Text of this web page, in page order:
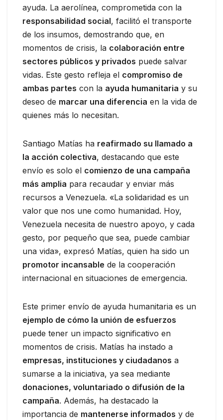
ayuda. La aerolínea, comprometida con la
responsabilidad social, facilitó el transporte
de los insumos, demostrando que, en
momentos de crisis, la colaboración entre
sectores públicos y privados puede salvar
vidas. Este gesto refleja el compromiso de
ambas partes con la ayuda humanitaria y su
deseo de marcar una diferencia en la vida de
quienes más lo necesitan.
Santiago Matías ha reafirmado su llamado a
la acción colectiva, destacando que este
envío es solo el comienzo de una campaña
más amplia para recaudar y enviar más
recursos a Venezuela. «La solidaridad es un
valor que nos une como humanidad. Hoy,
Venezuela necesita de nuestro apoyo, y cada
gesto, por pequeño que sea, puede cambiar
una vida», expresó Matías, quien ha sido un
promotor incansable de la cooperación
internacional en situaciones de emergencia.
Este primer envío de ayuda humanitaria es un
ejemplo de cómo la unión de esfuerzos
puede tener un impacto significativo en
momentos de crisis. Matías ha instado a
empresas, instituciones y ciudadanos a
sumarse a la iniciativa, ya sea mediante
donaciones, voluntariado o difusión de la
campaña. Además, ha destacado la
importancia de mantenerse informados y de